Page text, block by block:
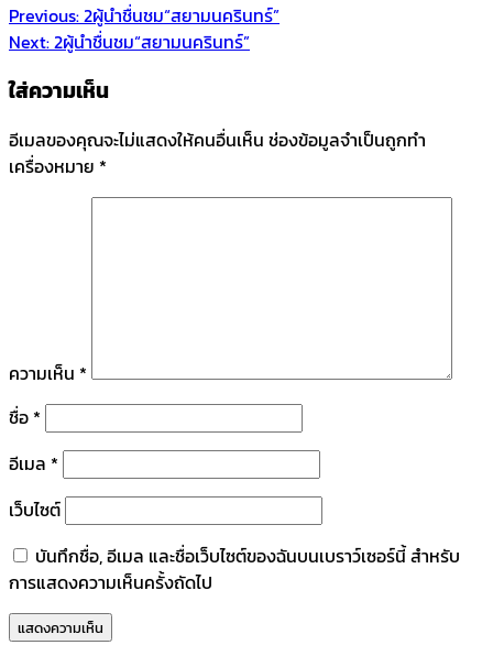
Previous:2ผู้นำชื่นชม“สยามนครินทร์”
Next:2ผู้นำชื่นชม“สยามนครินทร์”
ใส่ความเห็น
อีเมลของคุณจะไม่แสดงให้คนอื่นเห็น ช่องข้อมูลจำเป็นถูกทำ
เครื่องหมาย *
ความเห็น *
ชื่อ *
อีเมล *
เว็บไซต์
บันทึกชื่อ, อีเมล และชื่อเว็บไซต์ของฉันบนเบราว์เซอร์นี้ สำหรับ
การแสดงความเห็นครั้งถัดไป